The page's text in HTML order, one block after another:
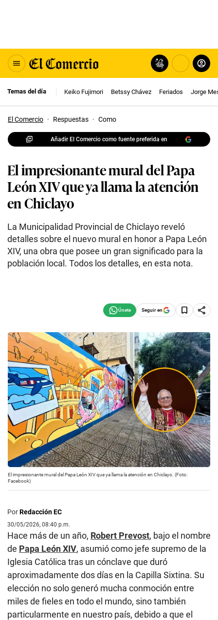
Temas del día Keiko Fujimori Betssy Chávez Feriados Jorge
El Comercio · Respuestas · Como
Añadir El Comercio como fuente preferida en
El impresionante mural del Papa
León XIV que ya llama la atención
en Chiclayo
La Municipalidad Provincial de Chiclayo reveló
detalles sobre el nuevo mural en honor a Papa León
XIV, una obra que posee un gran significado para la
población local. Todos los detalles, en esta nota.
Seguir en
El impresionante mural del Papa León XIV que ya llama la atención en Chiclayo. (Foto:
Facebook)
PorRedacción EC
30/05/2026, 08:40 p.m.
Hace más de un año, Robert Prevost, bajo el nombre
de Papa León XIV, asumió como jefe supremo de la
Iglesia Católica tras un cónclave que duró
aproximadamente dos días en la Capilla Sixtina. Su
elección no solo generó mucha conmoción entre
miles de fieles en todo el mundo, sino también
particularmente en nuestro país, debido a que el